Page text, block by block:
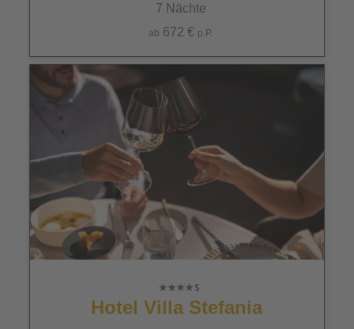
7 Nächte
ab 672 € p.P.
Hotel Villa Stefania